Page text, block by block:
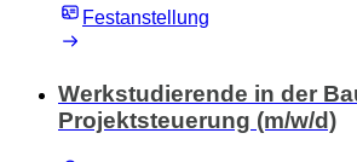
Festanstellung
Werkstudierende in der
Projektsteuerung (m/w/d)